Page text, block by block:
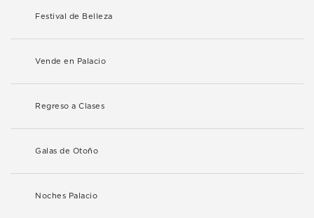
Festival de Belleza
Vende en Palacio
Regreso a Clases
Galas de Otoño
Noches Palacio